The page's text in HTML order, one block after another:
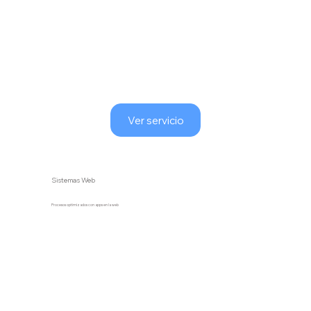
Ver servicio
Sistemas Web
Procesos optimizados con apps en la web